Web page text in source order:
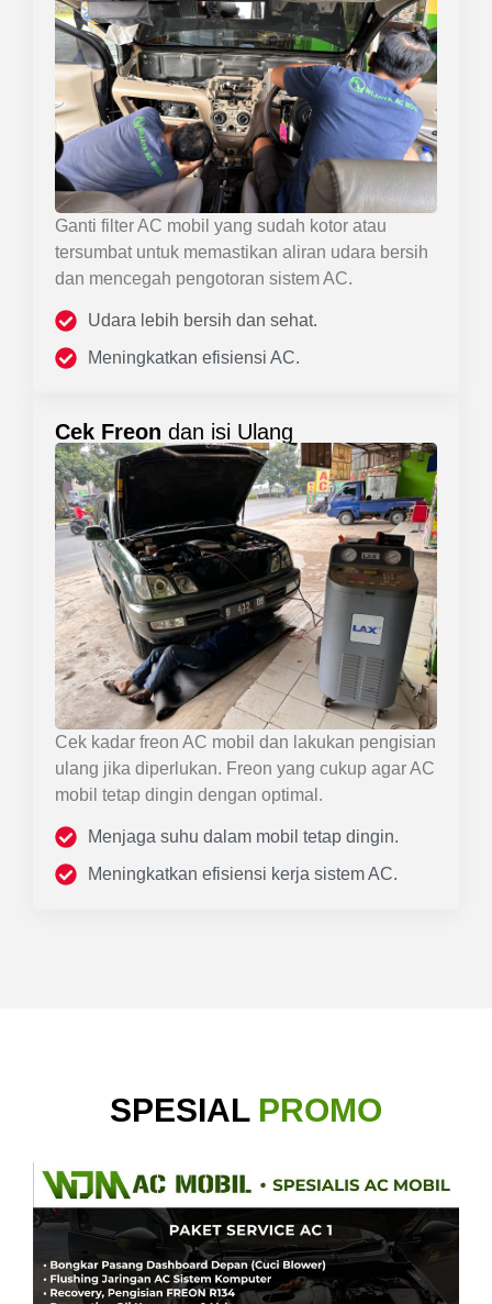
Ganti filter AC mobil yang sudah kotor atau
tersumbat untuk memastikan aliran udara bersih
dan mencegah pengotoran sistem AC.
Udara lebih bersih dan sehat.
Meningkatkan efisiensi AC.
Cek Freon dan isi Ulang
Cek kadar freon AC mobil dan lakukan pengisian
ulang jika diperlukan. Freon yang cukup agar AC
mobil tetap dingin dengan optimal.
Menjaga suhu dalam mobil tetap dingin.
Meningkatkan efisiensi kerja sistem AC.
SPESIAL PROMO